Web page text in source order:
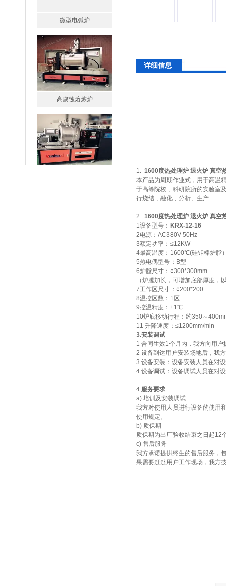
高腐蚀熔炼炉
一托二真空熔炼炉
详细信息
1. 1600度热处理炉 退火炉 真空
本产品为周期作业式，用于高温
于高等院校﹑科研院所的实验室
行烧结﹑融化﹑分析、生产
2. 1600度热处理炉 退火炉 真空
1设备型号： KRX-12-16
2电源：AC380V 50Hz
3额定功率：≤12KW
4最高温度：1600℃(硅钼棒炉膛
5热电偶型号：B型
6炉膛尺寸：¢300*300mm
（炉膛加长，可增加底部厚度，
7工作区尺寸：¢200*200
8温控区数：1区
9控温精度：±1℃
10炉底移动行程：约350～
11 升降速度：≤1200mm/min
3.安装调试
1 合同生效1个月内，我方向用
2 设备到达用户安装场地后，我
3 设备安装：设备安装人员在对
4 设备调试：设备调试人员在对
4.服务要求
a) 培训及安装调试
我方对使用人员进行设备的使用
使用规定。
b) 质保期
质保期为出厂验收结束之日起12
c) 售后服务
我方承诺提供终生的售后服务，
果需要赶赴用户工作现场，我方